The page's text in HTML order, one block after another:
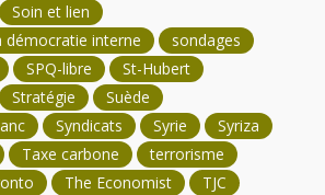
Soin et lien
démocratie interne
sondages
SPQ-libre
St-Hubert
Stratégie
Suède
Syndicats Syrie
Syriza
Taxe carbone
terrorisme
The Economist
TJC